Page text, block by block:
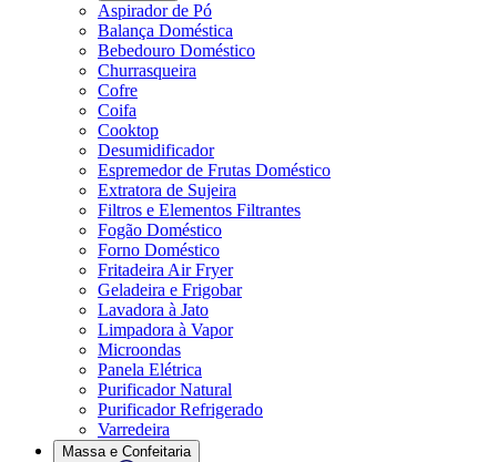
Aspirador de Pó
Balança Doméstica
Bebedouro Doméstico
Churrasqueira
Cofre
Coifa
Cooktop
Desumidificador
Espremedor de Frutas Doméstico
Extratora de Sujeira
Filtros e Elementos Filtrantes
Fogão Doméstico
Forno Doméstico
Fritadeira Air Fryer
Geladeira e Frigobar
Lavadora à Jato
Limpadora à Vapor
Microondas
Panela Elétrica
Purificador Natural
Purificador Refrigerado
Varredeira
Massa e Confeitaria